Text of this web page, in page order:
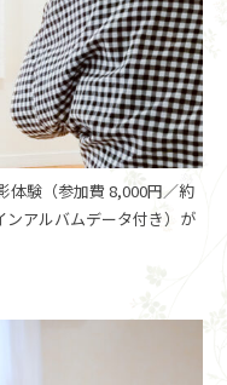
験（参加費 8,000円／約
アルバムデータ付き）が